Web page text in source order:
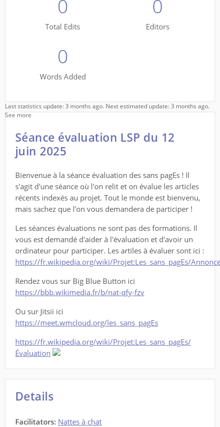
0
Total Edits
0
Editors
0
Words Added
Last statistics update: 3 months ago. Next estimated update: 3 months ago.
See more
Séance évaluation LSP du 12
juin 2025
Bienvenue à la séance évaluation des sans pagEs ! Il
s'agit d'une séance où l'on relit et on évalue les articles
récents indexés au projet. Tout le monde est bienvenu,
mais sachez que l'on vous demandera de participer !
Les séances évaluations ne sont pas des formations. Il
vous est demandé d'aider à l'évaluation et d'avoir un
ordinateur pour participer. Les artiles à évaluer sont ici :
https://fr.wikipedia.org/wiki/Projet:Les_sans_pagEs/
Rendez vous sur Big Blue Button ici
https://bbb.wikimedia.fr/b/nat-qfy-fzv
Ou sur Jitsii ici
https://meet.wmcloud.org/les_sans_pagEs
https://fr.wikipedia.org/wiki/Projet:Les_sans_pagEs/
Évaluation
Details
Facilitators: Nattes à chat